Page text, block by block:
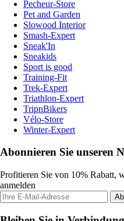
Pecheur-Store
Pet and Garden
Slowood Interior
Smash-Expert
Sneak'In
Sneakids
Sport is good
Training-Fit
Trek-Expert
Triathlon-Expert
TripnBikers
Vélo-Store
Winter-Expert
Abonnieren Sie unseren
Profitieren Sie von 10% Rabatt,
anmelden